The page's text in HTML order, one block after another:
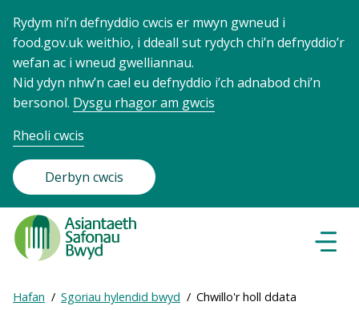
Rydym ni’n defnyddio cwcis er mwyn gwneud i
food.gov.uk weithio, i ddeall sut rydych chi’n defnyddio’r
wefan ac i wneud gwelliannau.
Nid ydyn nhw’n cael eu defnyddio i’ch adnabod chi’n
bersonol. Dysgu rhagor am gwcis
Rheoli cwcis
Derbyn cwcis
Food
Standards
Agency
Frontpage
Breadcrumb
Expand
Hafan Sgoriau hylendid bwyd Chwillo'r holl ddata